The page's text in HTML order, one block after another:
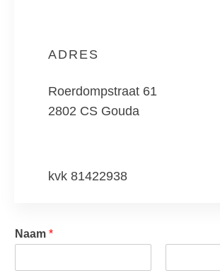
ADRES
Roerdompstraat 61
2802 CS Gouda
kvk 81422938
Naam *